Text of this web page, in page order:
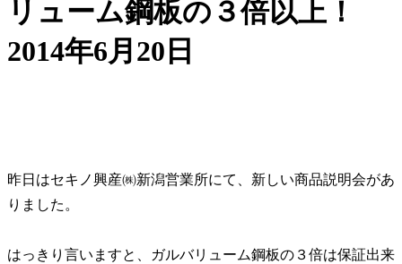
リューム鋼板の３倍以上！
2014年6月20日
昨日はセキノ興産㈱新潟営業所にて、新しい商品説明会があ
りました。
はっきり言いますと、ガルバリューム鋼板の３倍は保証出来